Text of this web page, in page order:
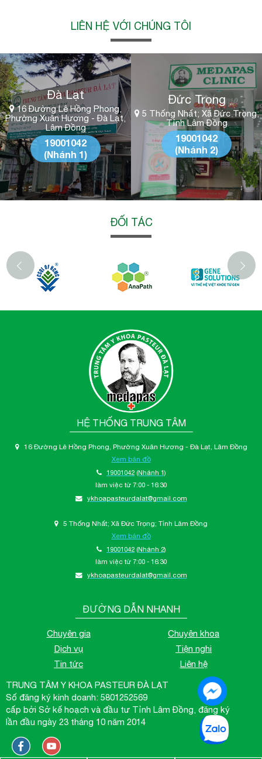
LIÊN HỆ VỚI CHÚNG TÔI
Đà Lạt
16 Đường Lê Hồng Phong,
Phường Xuân Hương - Đà Lạt,
Lâm Đồng
19001042
(Nhánh 1)
Đức Trọng
5 Thống Nhất; Xã Đức Trọng;
Tỉnh Lâm Đồng
19001042
(Nhánh 2)
ĐỐI TÁC
‹
HỆ THỐNG TRUNG TÂM
16 Đường Lê Hồng Phong, Phường Xuân Hương - Đà Lạt, Lâm Đồng
Xem bản đồ
19001042 (Nhánh 1)
làm việc từ 7:00 - 16:30
ykhoapasteurdalat@gmail.com
5 Thống Nhất; Xã Đức Trọng; Tỉnh Lâm Đồng
Xem bản đồ
19001042 (Nhánh 2)
làm việc từ 7:00 - 16:30
ykhoapasteurdalat@gmail.com
ĐƯỜNG DẪN NHANH
Chuyên gia
Chuyên khoa
Dịch vụ
Tiện nghi
Tin tức
Liên hệ
TRUNG TÂM Y KHOA PASTEUR ĐÀ LẠT
Số đăng ký kinh doanh: 5801252569
cấp bởi Sở kế hoạch và đầu tư Tỉnh Lâm Đồng, đăng ký
lần đầu ngày 23 tháng 10 năm 2014